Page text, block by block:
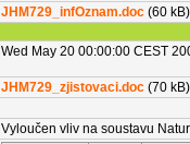
JHM729_infOznam.doc (60
Wed May 20 00:00:00 CEST
JHM729_zjistovaci.doc (70
Vyloučen vliv na soustavu